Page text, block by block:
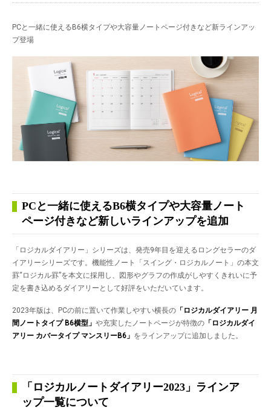
PCと一緒に使えるB6横タイプや大容量ノートページ付きなど新ラインアッ
プ登場
PCと一緒に使えるB6横タイプや大容量ノート
ページ付きなど新しいラインアップを追加
「ロジカルダイアリー」シリーズは、発売9年目を迎えるロングセラーのダ
イアリーシリーズです。機能性ノート「スイング・ロジカルノート」の本文
罫“ロジカル罫”を本文に採用し、図形やグラフの作成がしやすくきれいに予
定を書き込めるダイアリーとして好評をいただいています。
2023年版は、PCの前に置いて作業しやすい横長の 「ロジカルダイアリー 月
間ノートタイプ B6横型」 や充実したノートページが特徴の 「ロジカルダイ
アリー カバータイプ マンスリーB6」 をラインアップに追加しました。
「ロジカルノートダイアリー2023」ラインア
ップ一覧について